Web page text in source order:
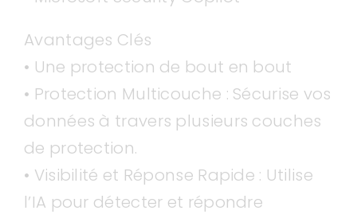
Avantages Clés
• Une protection de bout en bout
• Protection Multicouche : Sécurise vos
données à travers plusieurs couches
de protection.
• Visibilité et Réponse Rapide : Utilise
l’IA pour détecter et répondre